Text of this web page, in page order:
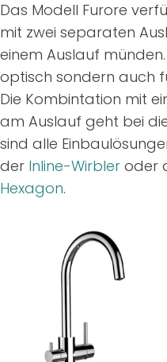
Das Modell Furore
mit zwei separaten
einem Auslauf
optisch sondern auch
Die Kombintation mit
am Auslauf geht bei
sind alle
der Inline-Wirbler oder
Hexagon.